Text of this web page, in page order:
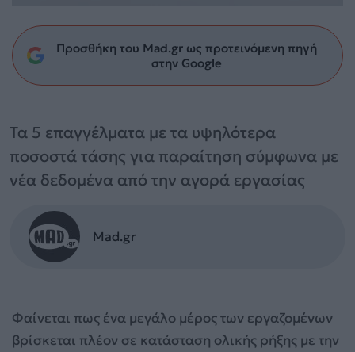
Προσθήκη του Mad.gr ως προτεινόμενη πηγή
στην Google
Τα 5 επαγγέλματα με τα υψηλότερα
ποσοστά τάσης για παραίτηση σύμφωνα με
νέα δεδομένα από την αγορά εργασίας
Mad.gr
Φαίνεται πως ένα μεγάλο μέρος των εργαζομένων
βρίσκεται πλέον σε κατάσταση ολικής ρήξης με την